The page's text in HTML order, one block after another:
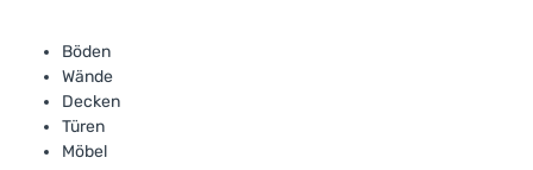
Böden
Wände
Decken
Türen
Möbel